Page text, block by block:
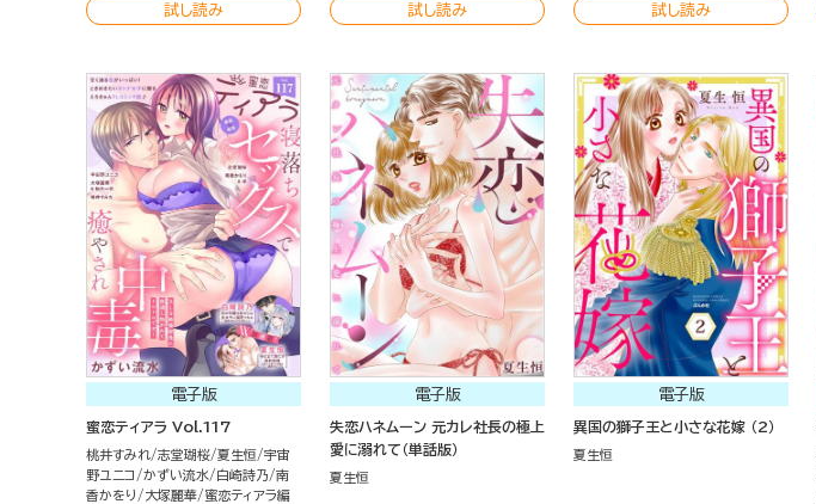
試し読み 試し読み 試し読み
電子版
蜜恋ティアラ Vol.117
桃井すみれ 志堂瑚桜 夏生恒
宇宙
野ユニコ
かずい流水 白崎詩乃
南
香かをり
大塚麗華
蜜恋ティアラ編
電子版
失恋ハネムーン 元カレ社長の極上
愛に溺れて（単話版）
夏生恒
電子版
異国の獅子王と小さな花嫁 （2）
夏生恒